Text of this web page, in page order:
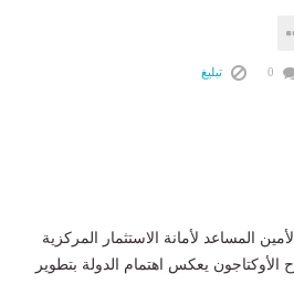
تبليغ
المساعد لأمانة الاستثمار المركزية
يعكس اهتمام الدولة بتطوير